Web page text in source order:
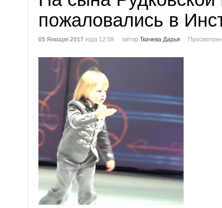
пожаловались в
05 Января 2017 года 12:08 автор Ткачева Дарья